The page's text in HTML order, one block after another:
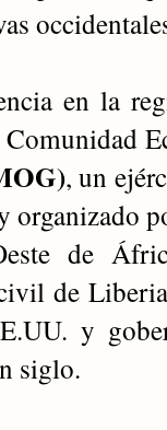
en la
, un
organizado
de
de
y
siglo.